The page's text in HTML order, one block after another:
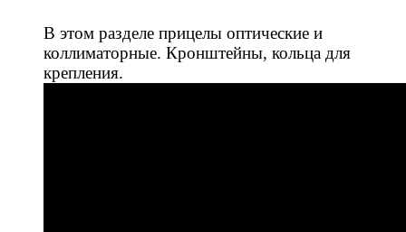
В этом разделе прицелы оптические и
коллиматорные. Кронштейны, кольца для
крепления.